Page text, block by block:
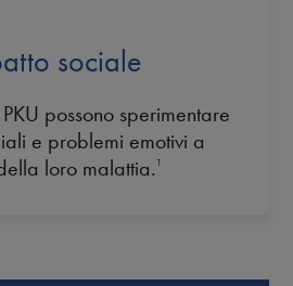
sociale
possono sperimentare
e problemi emotivi a
loro malattia. 1